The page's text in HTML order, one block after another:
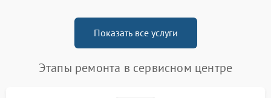
Показать все услуги
Этапы ремонта в сервисном центре